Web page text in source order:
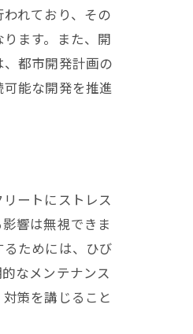
れており、その
ます。また、開
都市開発計画の
能な開発を推進
ートにストレス
響は無視できま
ためには、ひび
なメンテナンス
策を講じること